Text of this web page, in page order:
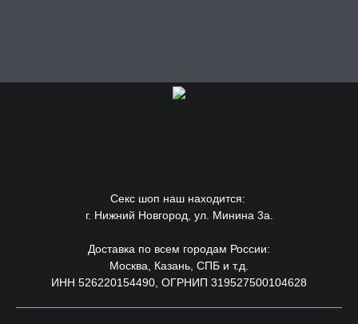
Секс шоп наш находится:
г. Нижний Новгород, ул. Минина 3а.
Доставка по всем городам России:
Москва, Казань, СПБ и т.д.
ИНН 526220154490, ОГРНИП 319527500104628